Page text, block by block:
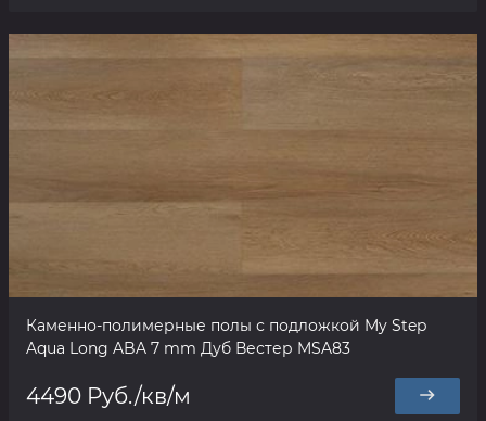
Каменно-полимерные полы с подложкой My Step
Aqua Long ABA 7 mm Дуб Вестер MSA83
4490 Руб./кв/м